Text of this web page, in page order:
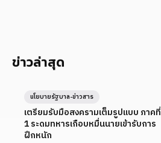
ข่าวล่าสุด
เตรียมรับมือสงครามเต็มรูปแบบ ภาคที่
1 ระดมทหารเกือบหมื่นนายเข้ารับการ
ฝึกหนัก
นโยบายรัฐบาล-ข่าวสาร